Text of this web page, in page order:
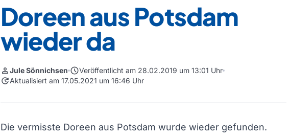
Doreen aus Potsdam
wieder da
personJule Sönnichsen scheduleVeröffentlicht am 28.02.2019 um 13:01 Uhr
updateAktualisiert am 17.05.2021 um 16:46 Uhr
Die vermisste Doreen aus Potsdam wurde wieder gefunden.